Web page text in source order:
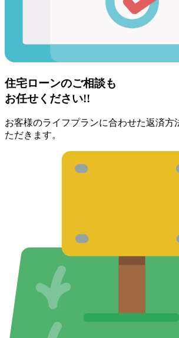
住宅ローンのご相談も
お任せください!!
お客様のライフプランに合わせた返済方
ただきます。